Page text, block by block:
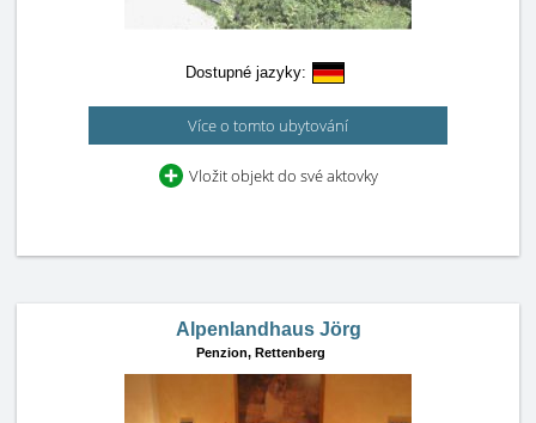
Dostupné jazyky:
Více o tomto ubytování
Vložit objekt do své aktovky
Alpenlandhaus Jörg
Penzion, Rettenberg